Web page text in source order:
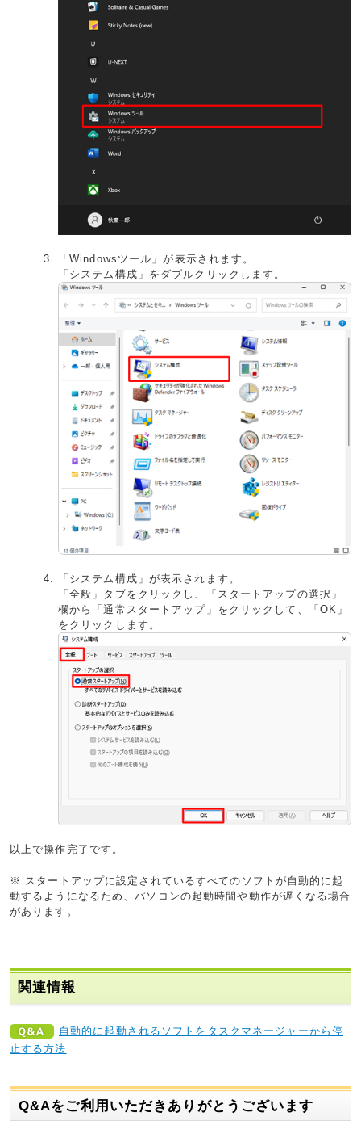
「Windowsツール」が表示されます。
「システム構成」をダブルクリックします。
「システム構成」が表示されます。
「全般」タブをクリックし、「スタートアップの選択」
欄から「通常スタートアップ」をクリックして、「OK」
をクリックします。
以上で操作完了です。
※ スタートアップに設定されているすべてのソフトが自動的に起
動するようになるため、パソコンの起動時間や動作が遅くなる場合
があります。
関連情報
自動的に起動されるソフトをタスクマネージャーから停
止する方法
Q&Aをご利用いただきありがとうございます